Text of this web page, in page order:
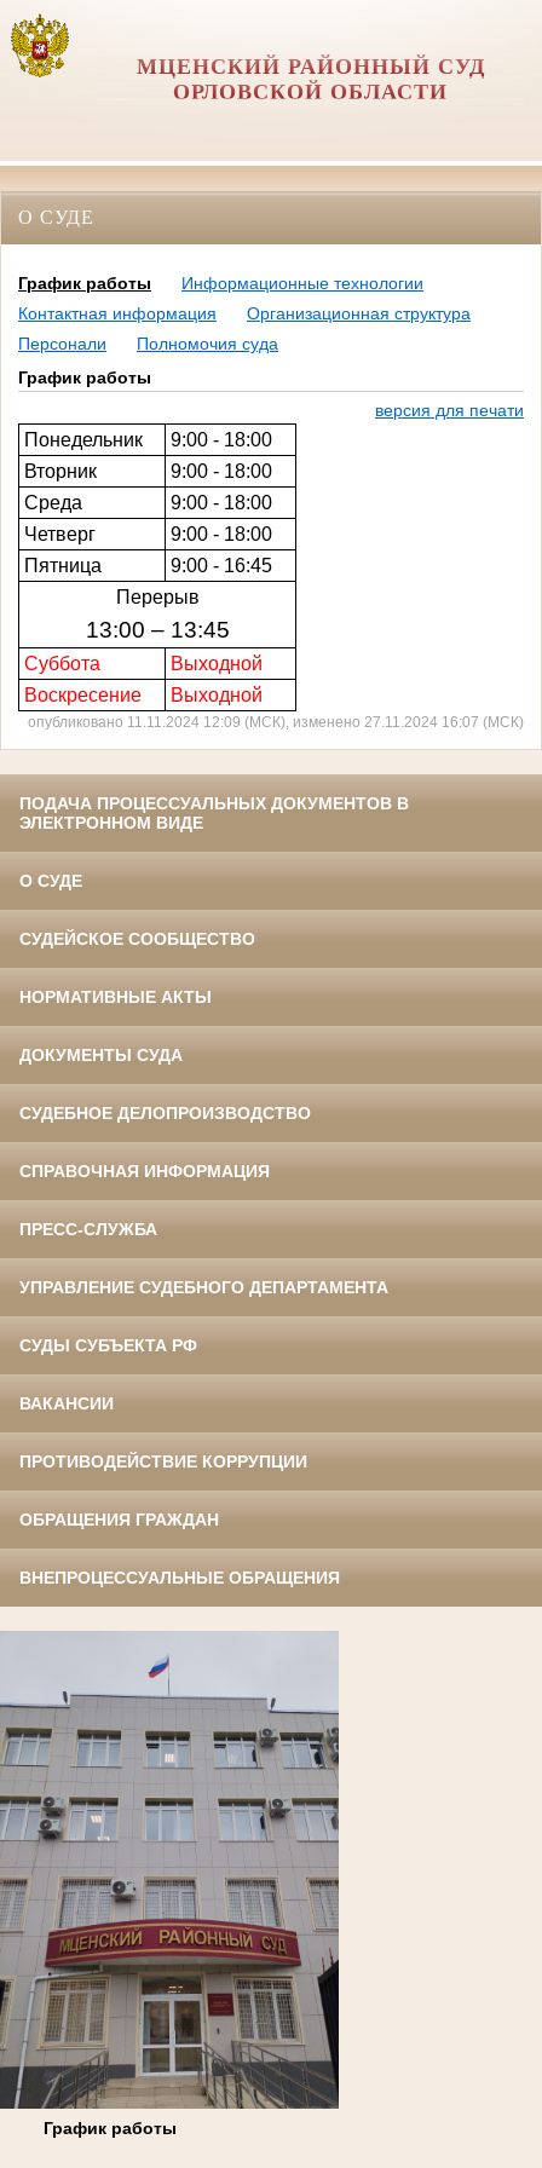
МЦЕНСКИЙ РАЙОННЫЙ СУД
ОРЛОВCКОЙ ОБЛАСТИ
О СУДЕ
График работы
Информационные технологии
Контактная информация
Организационная структура
Персонали
Полномочия суда
График работы
версия для печати
Понедельник
9:00 - 18:00
Вторник
9:00 - 18:00
Среда
9:00 - 18:00
Четверг
9:00 - 18:00
Пятница
9:00 - 16:45
Перерыв
13:00 – 13:45
Суббота
Выходной
Воскресение
Выходной
опубликовано 11.11.2024 12:09 (МСК), изменено 27.11.2024 16:07 (МСК)
ПОДАЧА ПРОЦЕССУАЛЬНЫХ ДОКУМЕНТОВ В
ЭЛЕКТРОННОМ ВИДЕ
О СУДЕ
СУДЕЙСКОЕ СООБЩЕСТВО
НОРМАТИВНЫЕ АКТЫ
ДОКУМЕНТЫ СУДА
СУДЕБНОЕ ДЕЛОПРОИЗВОДСТВО
СПРАВОЧНАЯ ИНФОРМАЦИЯ
ПРЕСС-СЛУЖБА
УПРАВЛЕНИЕ СУДЕБНОГО ДЕПАРТАМЕНТА
СУДЫ СУБЪЕКТА РФ
ВАКАНСИИ
ПРОТИВОДЕЙСТВИЕ КОРРУПЦИИ
ОБРАЩЕНИЯ ГРАЖДАН
ВНЕПРОЦЕССУАЛЬНЫЕ ОБРАЩЕНИЯ
График работы